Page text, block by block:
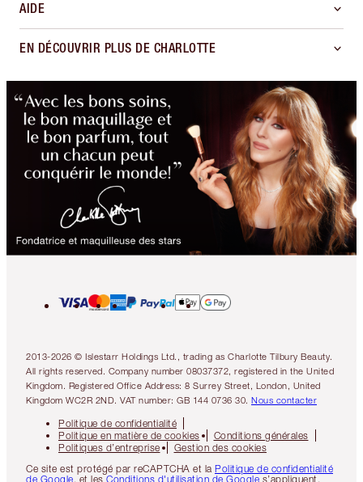
AIDE
EN DÉCOUVRIR PLUS DE CHARLOTTE
2013-2026 © Islestarr Holdings Ltd., trading as Charlotte Tilbury Beauty.
All rights reserved. Company number 08037372, registered in the United
Kingdom. Registered Office Address: 8 Surrey Street, London, United
Kingdom WC2R 2ND. VAT number: GB 144 0736 30. Nous contacter
Politique de confidentialité
Politique en matière de cookies
Conditions générales
Politiques d’entreprise
Gestion des cookies
Ce site est protégé par reCAPTCHA et la Politique de confidentialité
de Google, et les Conditions d'utilisation de Google s’appliquent.